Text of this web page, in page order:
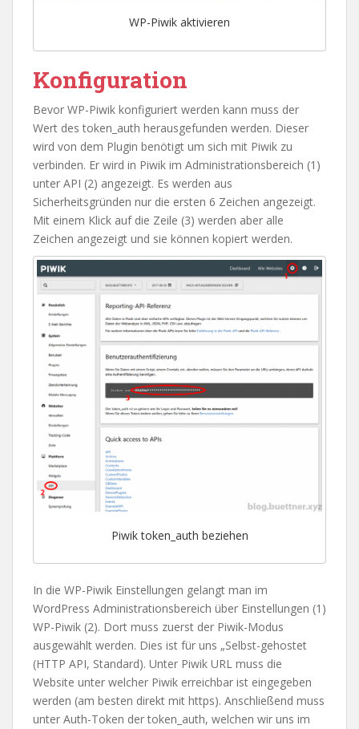
WP-Piwik aktivieren
Konfiguration
Bevor WP-Piwik konfiguriert werden kann muss der
Wert des token_auth herausgefunden werden. Dieser
wird von dem Plugin benötigt um sich mit Piwik zu
verbinden. Er wird in Piwik im Administrationsbereich (1)
unter API (2) angezeigt. Es werden aus
Sicherheitsgründen nur die ersten 6 Zeichen angezeigt.
Mit einem Klick auf die Zeile (3) werden aber alle
Zeichen angezeigt und sie können kopiert werden.
Piwik token_auth beziehen
In die WP-Piwik Einstellungen gelangt man im
WordPress Administrationsbereich über Einstellungen (1)
WP-Piwik (2). Dort muss zuerst der Piwik-Modus
ausgewählt werden. Dies ist für uns „Selbst-gehostet
(HTTP API, Standard). Unter Piwik URL muss die
Website unter welcher Piwik erreichbar ist eingegeben
werden (am besten direkt mit https). Anschließend muss
unter Auth-Token der token_auth, welchen wir uns im